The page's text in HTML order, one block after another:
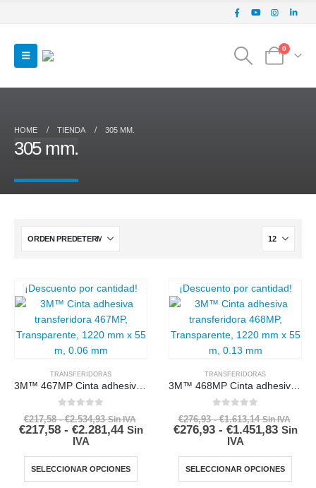
0
HOME TIENDA 305 MM.
305 mm.
¡Descuento por cantidad!
TRANSFERIDORAS
€217,58 - €2.534,93 Sin IVA
€217,58 - €2.281,44 Sin
IVA
SELECCIONAR OPCIONES
¡Descuento por cantidad!
TRANSFERIDORAS
€276,93 - €1.613,14 Sin IVA
€276,93 - €1.451,83 Sin
IVA
SELECCIONAR OPCIONES